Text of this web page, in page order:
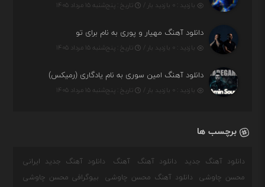
بازدید : ۰ بازدید بار / تاریخ : پنج‌شنبه ۱۵ مرداد ۱۴۰۵
دانلود آهنگ مهیار و پوری به نام برای تو
بازدید : ۰ بازدید بار / تاریخ : پنج‌شنبه ۱۵ مرداد ۱۴۰۵
دانلود آهنگ امین سوری به نام یادگاری (رمیکس)
بازدید : ۰ بازدید بار / تاریخ : پنج‌شنبه ۱۵ مرداد ۱۴۰۵
برچسب ها
دانلود آهنگ جدید دانلود آهنگ آهنگ
دانلود آهنگ جدید ایرانی
محسن چاوشی
دانلود آهنگ محسن چاوشی
بیوگرافی محسن چاوشی